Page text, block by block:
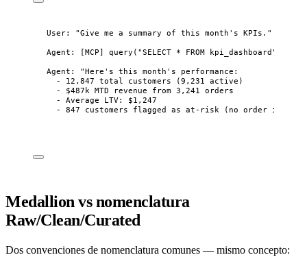
User: "Give me a summary of this month's KPIs."
Agent: [MCP] query("SELECT * FROM kpi_dashboard")
Agent: "Here's this month's performance:
- 12,847 total customers (9,231 active)
- $487k MTD revenue from 3,241 orders
- Average LTV: $1,247
- 847 customers flagged as at-risk (no order in 90+
Medallion vs nomenclatura
Raw/Clean/Curated
Dos convenciones de nomenclatura comunes — mismo concepto: